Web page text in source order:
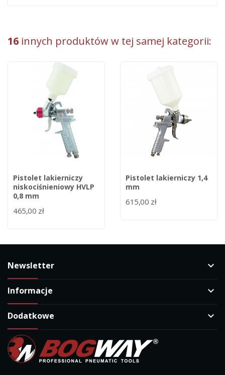
16 innych produktów w tej samej kategorii:
Pistolet lakierniczy
niskociśnieniowy HVLP
0,8 mm
465,00 zł
Pistolet lakierniczy 1,4
mm
615,00 zł
Newsletter keyboard_arrow_down
Informacje keyboard_arrow_down
Dodatkowe keyboard_arrow_down